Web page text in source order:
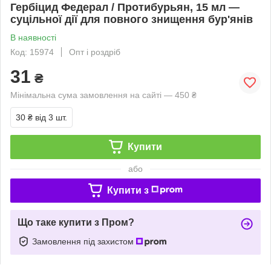
Гербіцид Федерал / Протибурьян, 15 мл —
суцільної дії для повного знищення бур'янів
В наявності
Код: 15974
Опт і роздріб
31 ₴
Мінімальна сума замовлення на сайті — 450 ₴
30 ₴ від 3 шт.
Купити
або
Купити з
Що таке купити з Пром?
Замовлення під захистом